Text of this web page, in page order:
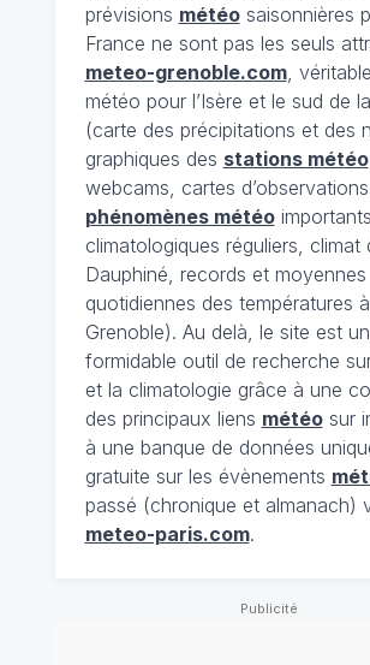
prévisions météosaisonnières
France ne sont pas les seuls
meteo-grenoble.com,
météo pour l’Isère et le sud de
(carte des précipitations et des
graphiques des stations météo,
webcams, cartes
phénomènes météo
climatologiques réguliers, climat
Dauphiné, records et moyennes
quotidiennes des températures à
Grenoble). Au delà, le site est un
formidable outil de recherche
et la climatologie grâce à une
des principaux liens météosur
à une banque de données
gratuite sur les évènements
passé (chronique et almanach)
meteo-paris.com.